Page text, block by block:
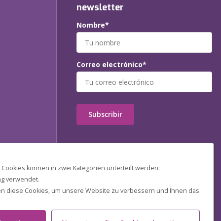
können in zwei Kategorien unterteilt werden:
verwendet.
diese Cookies, um unsere Website zu verbessern und Ihnen das
newsletter
Nombre*
Correo electrónico*
Subscribir